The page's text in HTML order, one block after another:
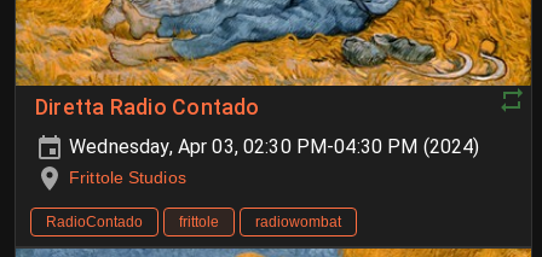
Diretta Radio Contado
Wednesday, Apr 03, 02:30 PM-04:30 PM (2024)
Frittole Studios
RadioContado frittole radiowombat